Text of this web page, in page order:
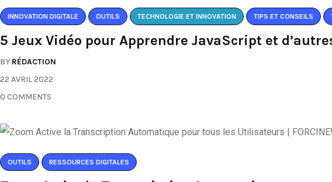
INNOVATION DIGITALE OUTILS TECHNOLOGIE ET INNOVATION TIPS ET CONSEILS
5 Jeux Vidéo pour Apprendre JavaScript et
BY RÉDACTION
22 AVRIL 2022
0 COMMENTS
OUTILS RESSOURCES DIGITALES